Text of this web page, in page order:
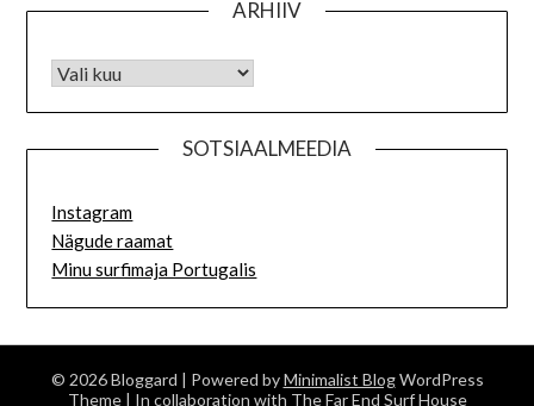
ARHIIV
SOTSIAALMEEDIA
Instagram
Nägude raamat
Minu surfimaja Portugalis
© 2026 Bloggard | Powered byMinimalist BlogWordPress
Theme | In collaboration with The Far End Surf House